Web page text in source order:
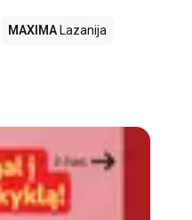
MAXIMA Lazanija